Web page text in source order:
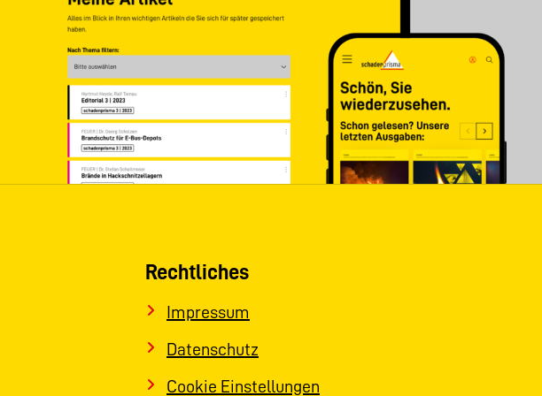
Rechtliches
Impressum
Datenschutz
Cookie Einstellungen